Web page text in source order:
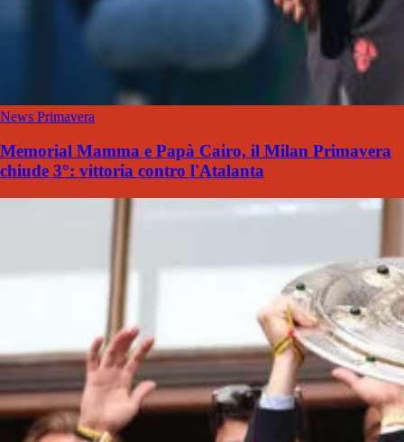
News Primavera
Memorial Mamma e Papà Cairo, il Milan Primavera
chiude 3°: vittoria contro l'Atalanta